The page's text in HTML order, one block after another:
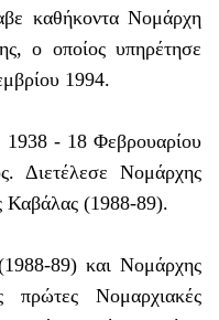
καθήκοντα Νομάρχη
, ο οποίος υπηρέτησε
1994.
1938 - 18 Φεβρουαρίου
Διετέλεσε Νομάρχης
Καβάλας (1988-89).
89) και Νομάρχης
Νομαρχιακές